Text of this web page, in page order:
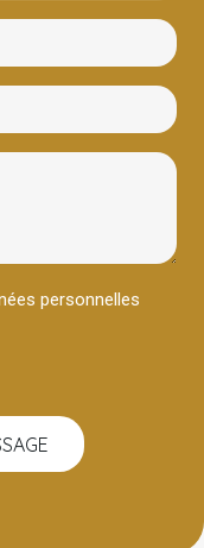
personnelles